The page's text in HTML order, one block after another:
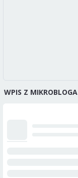
WPIS Z MIKROBLOGA